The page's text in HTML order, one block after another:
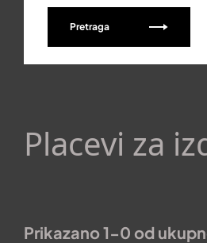
Pretraga
Placevi za
Prikazano 1-0 od